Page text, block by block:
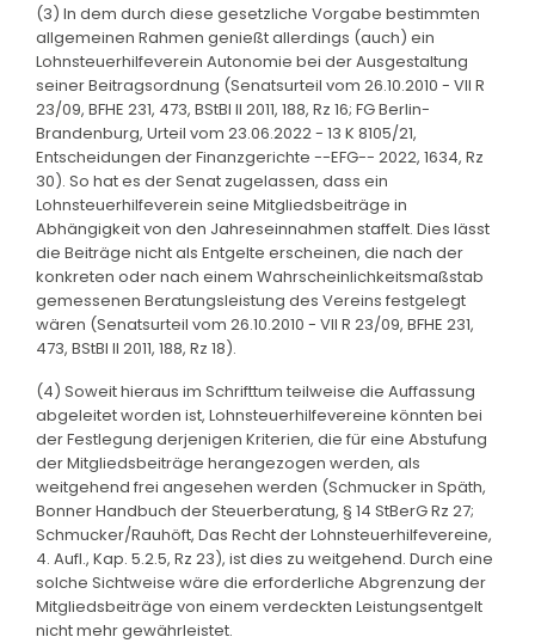
(3) In dem durch diese gesetzliche Vorgabe bestimmten
allgemeinen Rahmen genießt allerdings (auch) ein
Lohnsteuerhilfeverein Autonomie bei der Ausgestaltung
seiner Beitragsordnung (Senatsurteil vom 26.10.2010 - VII R
23/09, BFHE 231, 473, BStBl II 2011, 188, Rz 16; FG Berlin-
Brandenburg, Urteil vom 23.06.2022 - 13 K 8105/21,
Entscheidungen der Finanzgerichte --EFG-- 2022, 1634, Rz
30). So hat es der Senat zugelassen, dass ein
Lohnsteuerhilfeverein seine Mitgliedsbeiträge in
Abhängigkeit von den Jahreseinnahmen staffelt. Dies lässt
die Beiträge nicht als Entgelte erscheinen, die nach der
konkreten oder nach einem Wahrscheinlichkeitsmaßstab
gemessenen Beratungsleistung des Vereins festgelegt
wären (Senatsurteil vom 26.10.2010 - VII R 23/09, BFHE 231,
473, BStBl II 2011, 188, Rz 18).
(4) Soweit hieraus im Schrifttum teilweise die Auffassung
abgeleitet worden ist, Lohnsteuerhilfevereine könnten bei
der Festlegung derjenigen Kriterien, die für eine Abstufung
der Mitgliedsbeiträge herangezogen werden, als
weitgehend frei angesehen werden (Schmucker in Späth,
Bonner Handbuch der Steuerberatung, § 14 StBerG Rz 27;
Schmucker/Rauhöft, Das Recht der Lohnsteuerhilfevereine,
4. Aufl., Kap. 5.2.5, Rz 23), ist dies zu weitgehend. Durch eine
solche Sichtweise wäre die erforderliche Abgrenzung der
Mitgliedsbeiträge von einem verdeckten Leistungsentgelt
nicht mehr gewährleistet.